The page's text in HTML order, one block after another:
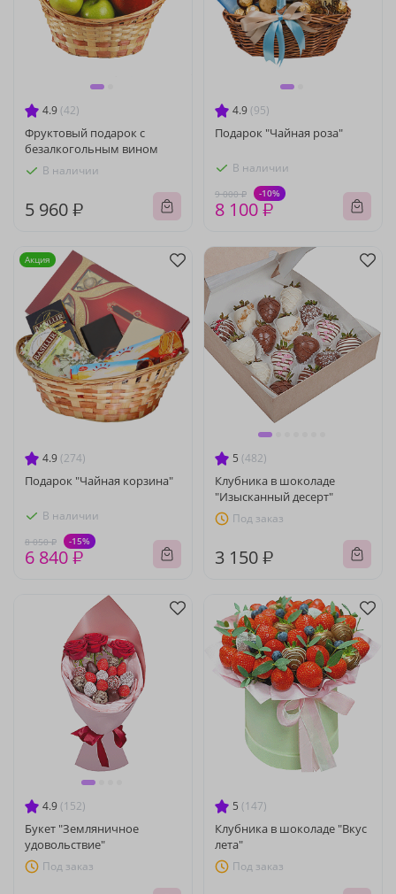
4.9 (42)
Фруктовый подарок с
безалкогольным вином
В наличии
5 960 ₽
4.9 (95)
Подарок "Чайная роза"
В наличии
9 000 ₽ -10%
8 100 ₽
4.9 (274)
Подарок "Чайная корзина"
В наличии
8 050 ₽ -15%
6 840 ₽
Акция
5 (482)
Клубника в шоколаде
"Изысканный десерт"
Под заказ
3 150 ₽
4.9 (152)
Букет "Земляничное
удовольствие"
Под заказ
5 (147)
Клубника в шоколаде "Вкус
лета"
Под заказ